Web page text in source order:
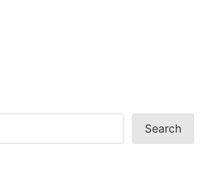
Search